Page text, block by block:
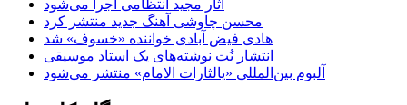
آثار مجید انتظامی اجرا می‌شود
محسن چاوشی آهنگ جدید منتشر کرد
هادی فیض آبادی خواننده «خسوف» شد
انتشار نُت نوشته‌های یک استاد موسیقی
آلبوم بین‌المللی «یالثارات الامام» منتشر می‌شود